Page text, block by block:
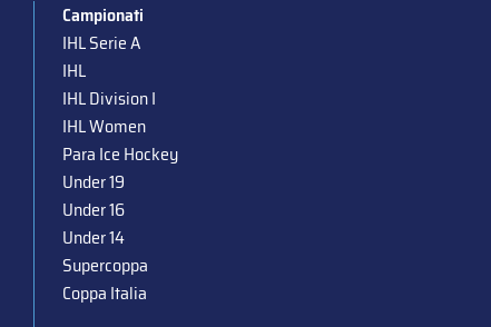
Campionati
IHL Serie A
IHL
IHL Division I
IHL Women
Para Ice Hockey
Under 19
Under 16
Under 14
Supercoppa
Coppa Italia